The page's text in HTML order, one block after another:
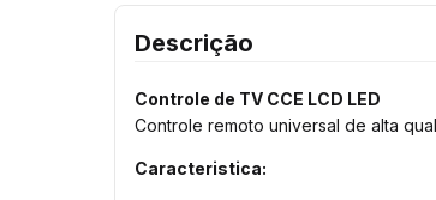
Descrição
Controle de TV CCE LCD LED
Controle remoto universal de alta
Caracteristica: